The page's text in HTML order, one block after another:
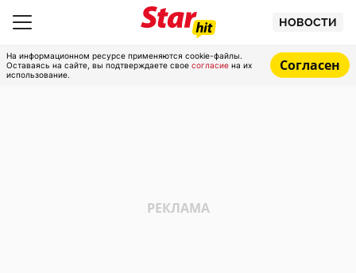
НОВОСТИ
На информационном ресурсе применяются cookie-файлы.
Оставаясь на сайте, вы подтверждаете свое согласие на их
использование.
Согласен